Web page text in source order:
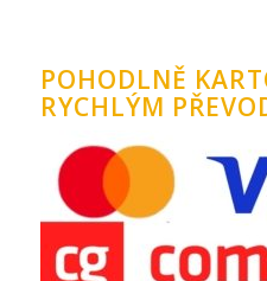
POHODLNĚ
RYCHLÝM